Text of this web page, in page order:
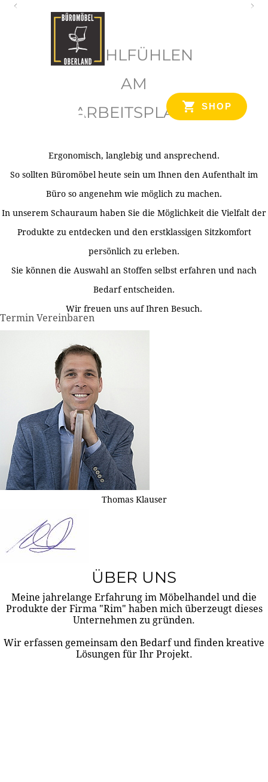
SHOP
WOHLFÜHLEN
AM
ARBEITSPLATZ
Ergonomisch, langlebig und ansprechend.
So sollten Büromöbel heute sein um Ihnen den Aufenthalt im
Büro so angenehm wie möglich zu machen.
In unserem Schauraum haben Sie die Möglichkeit die Vielfalt der
Produkte zu entdecken und den erstklassigen Sitzkomfort
persönlich zu erleben.
Sie können die Auswahl an Stoffen selbst erfahren und nach
Bedarf entscheiden.
Wir freuen uns auf Ihren Besuch.
Termin Vereinbaren
Thomas Klauser
ÜBER UNS
Meine jahrelange Erfahrung im Möbelhandel und die
Produkte der Firma "Rim" haben mich überzeugt dieses
Unternehmen zu gründen.
Wir erfassen gemeinsam den Bedarf und finden kreative
Lösungen für Ihr Projekt.